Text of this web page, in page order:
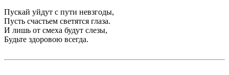
Пускай уйдут с пути невзгоды,
Пусть счастьем светятся глаза.
И лишь от смеха будут слезы,
Будьте здоровою всегда.